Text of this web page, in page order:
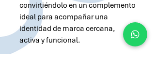
convirtiéndolo en un complemento
ideal para acompañar una
identidad de marca cercana,
activa y funcional.